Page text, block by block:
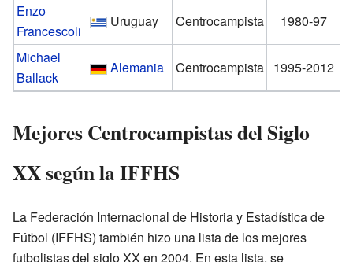
Enzo
Francescoli
Uruguay Centrocampista
1980-97
Michael
Ballack
Alemania Centrocampista 1995-2012
Mejores Centrocampistas del Siglo
XX según la IFFHS
La Federación Internacional de Historia y Estadística de
Fútbol (IFFHS) también hizo una lista de los mejores
futbolistas del siglo XX en 2004. En esta lista, se